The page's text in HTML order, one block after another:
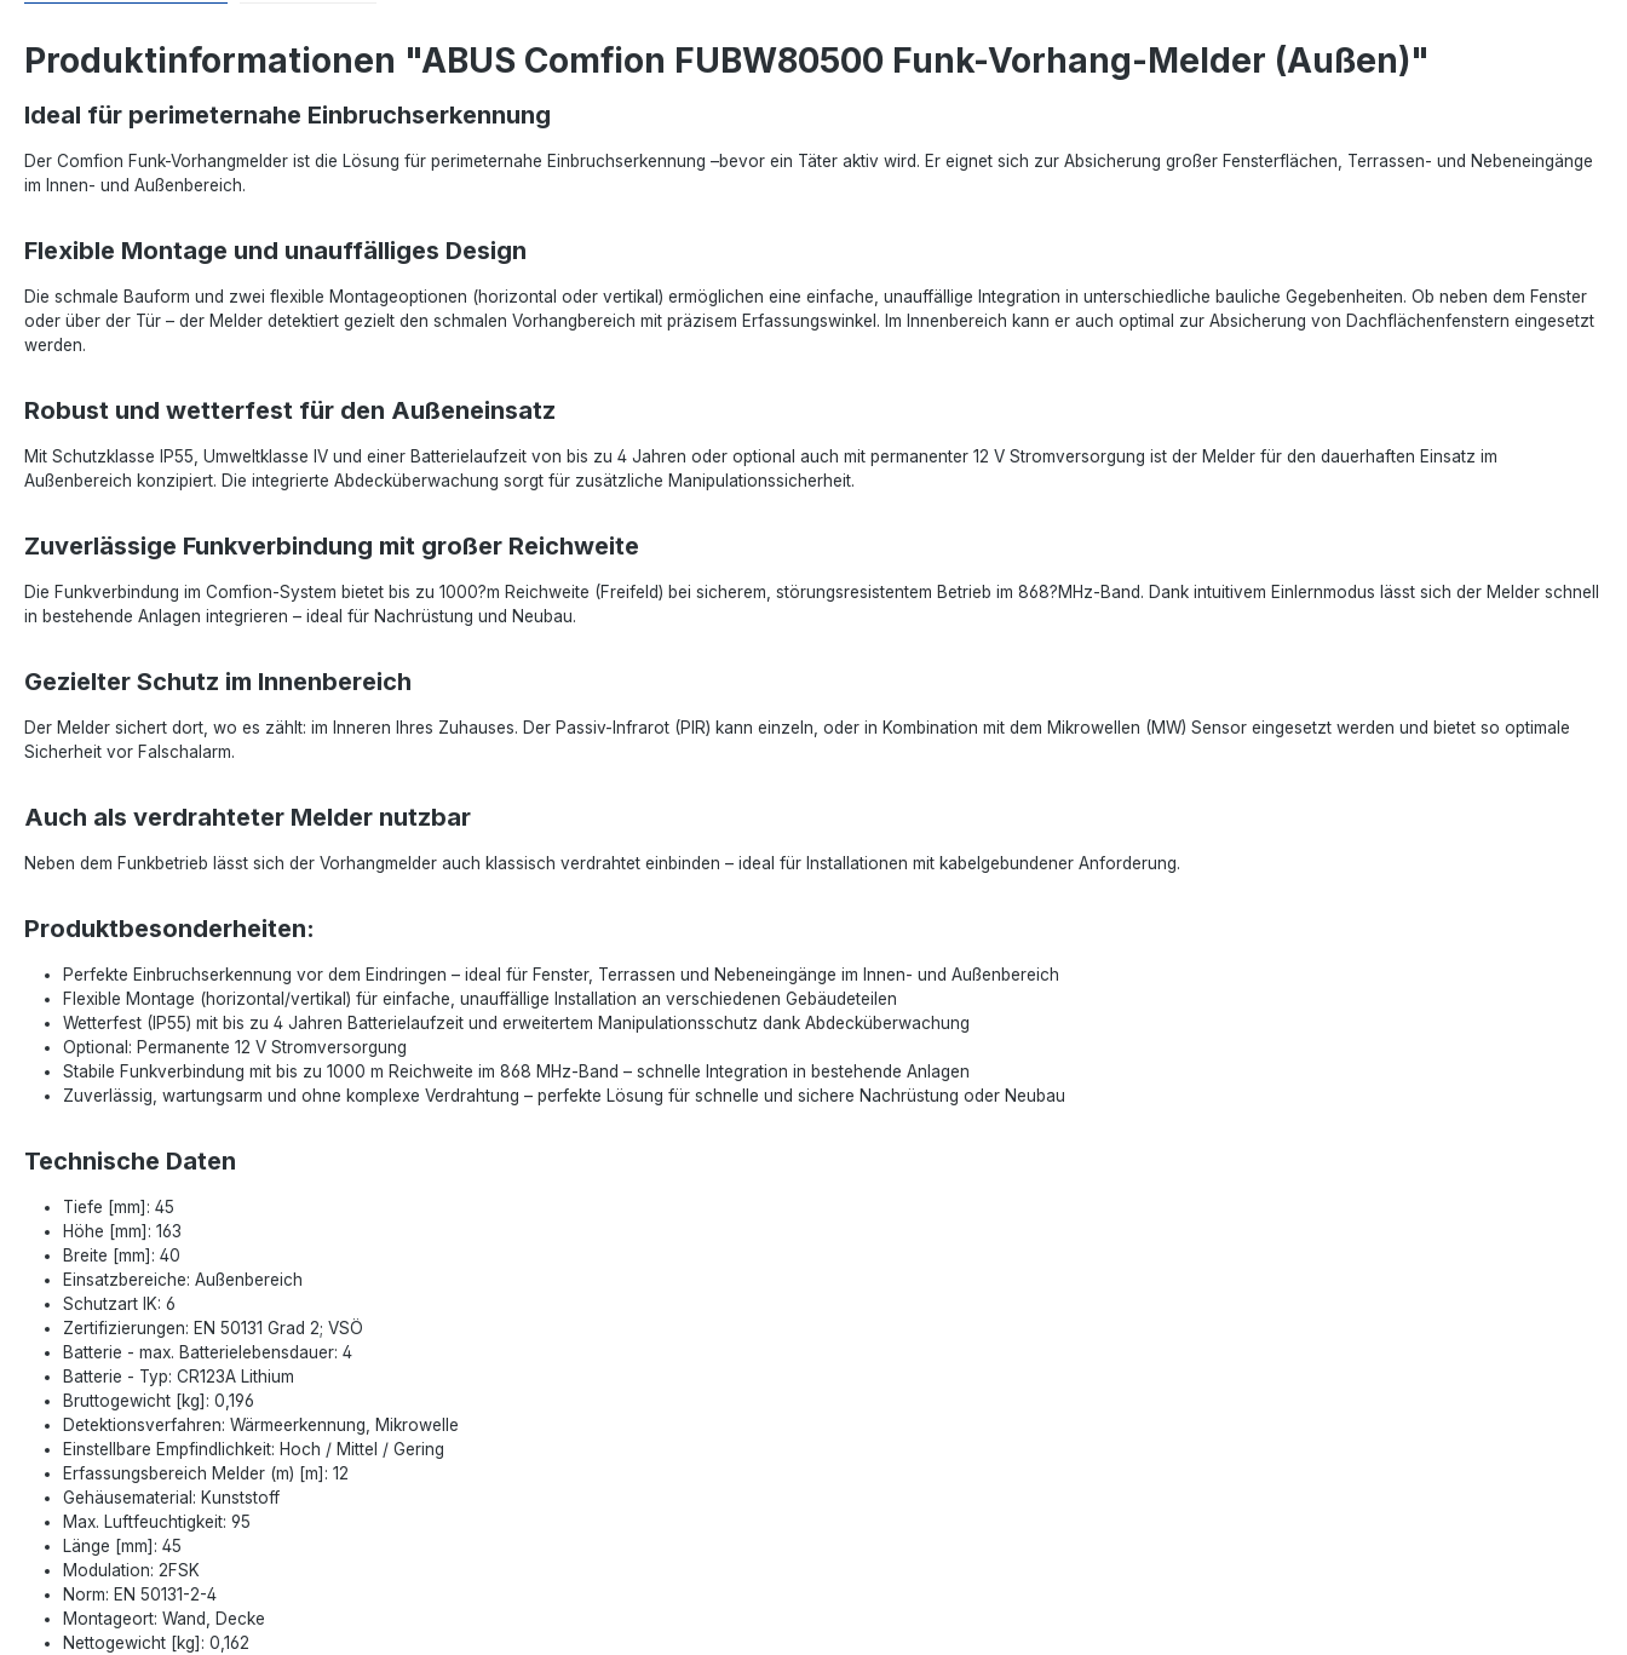
Produktinformationen "ABUS Comfion FUBW80500 Funk-Vorhang-Melder (Außen)"
Ideal für perimeternahe Einbruchserkennung
Der Comfion Funk-Vorhangmelder ist die Lösung für perimeternahe Einbruchserkennung –bevor ein Täter aktiv wird. Er eignet sich zur Absicherung großer Fensterflächen, Terrassen- und Nebeneingänge
im Innen- und Außenbereich.
Flexible Montage und unauffälliges Design
Die schmale Bauform und zwei flexible Montageoptionen (horizontal oder vertikal) ermöglichen eine einfache, unauffällige Integration in unterschiedliche bauliche Gegebenheiten. Ob neben dem Fenster
oder über der Tür – der Melder detektiert gezielt den schmalen Vorhangbereich mit präzisem Erfassungswinkel. Im Innenbereich kann er auch optimal zur Absicherung von Dachflächenfenstern eingesetzt
werden.
Robust und wetterfest für den Außeneinsatz
Mit Schutzklasse IP55, Umweltklasse IV und einer Batterielaufzeit von bis zu 4 Jahren oder optional auch mit permanenter 12 V Stromversorgung ist der Melder für den dauerhaften Einsatz im
Außenbereich konzipiert. Die integrierte Abdecküberwachung sorgt für zusätzliche Manipulationssicherheit.
Zuverlässige Funkverbindung mit großer Reichweite
Die Funkverbindung im Comfion-System bietet bis zu 1000?m Reichweite (Freifeld) bei sicherem, störungsresistentem Betrieb im 868?MHz-Band. Dank intuitivem Einlernmodus lässt sich der Melder schnell
in bestehende Anlagen integrieren – ideal für Nachrüstung und Neubau.
Gezielter Schutz im Innenbereich
Der Melder sichert dort, wo es zählt: im Inneren Ihres Zuhauses. Der Passiv-Infrarot (PIR) kann einzeln, oder in Kombination mit dem Mikrowellen (MW) Sensor eingesetzt werden und bietet so optimale
Sicherheit vor Falschalarm.
Auch als verdrahteter Melder nutzbar
Neben dem Funkbetrieb lässt sich der Vorhangmelder auch klassisch verdrahtet einbinden – ideal für Installationen mit kabelgebundener Anforderung.
Produktbesonderheiten:
Perfekte Einbruchserkennung vor dem Eindringen – ideal für Fenster, Terrassen und Nebeneingänge im Innen- und Außenbereich
Flexible Montage (horizontal/vertikal) für einfache, unauffällige Installation an verschiedenen Gebäudeteilen
Wetterfest (IP55) mit bis zu 4 Jahren Batterielaufzeit und erweitertem Manipulationsschutz dank Abdecküberwachung
Optional: Permanente 12 V Stromversorgung
Stabile Funkverbindung mit bis zu 1000 m Reichweite im 868 MHz-Band – schnelle Integration in bestehende Anlagen
Zuverlässig, wartungsarm und ohne komplexe Verdrahtung – perfekte Lösung für schnelle und sichere Nachrüstung oder Neubau
Technische Daten
Tiefe [mm]: 45
Höhe [mm]: 163
Breite [mm]: 40
Einsatzbereiche: Außenbereich
Schutzart IK: 6
Zertifizierungen: EN 50131 Grad 2; VSÖ
Batterie - max. Batterielebensdauer: 4
Batterie - Typ: CR123A Lithium
Bruttogewicht [kg]: 0,196
Detektionsverfahren: Wärmeerkennung, Mikrowelle
Einstellbare Empfindlichkeit: Hoch / Mittel / Gering
Erfassungsbereich Melder (m) [m]: 12
Gehäusematerial: Kunststoff
Max. Luftfeuchtigkeit: 95
Länge [mm]: 45
Modulation: 2FSK
Norm: EN 50131-2-4
Montageort: Wand, Decke
Nettogewicht [kg]: 0,162